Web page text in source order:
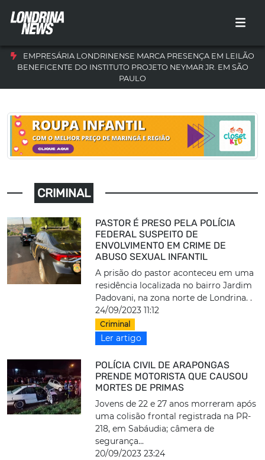
EMPRESÁRIA LONDRINENSE MARCA PRESENÇA EM LEILÃO
BENEFICENTE DO INSTITUTO PROJETO NEYMAR JR. EM SÃO
PAULO
CRIMINAL
PASTOR É PRESO PELA POLÍCIA
FEDERAL SUSPEITO DE
ENVOLVIMENTO EM CRIME DE
ABUSO SEXUAL INFANTIL
A prisão do pastor aconteceu em uma
residência localizada no bairro Jardim
Padovani, na zona norte de Londrina. .
24/09/2023 11:12
Criminal
Ler artigo
POLÍCIA CIVIL DE ARAPONGAS
PRENDE MOTORISTA QUE CAUSOU
MORTES DE PRIMAS
Jovens de 22 e 27 anos morreram após
uma colisão frontal registrada na PR-
218, em Sabáudia; câmera de
segurança...
20/09/2023 23:24